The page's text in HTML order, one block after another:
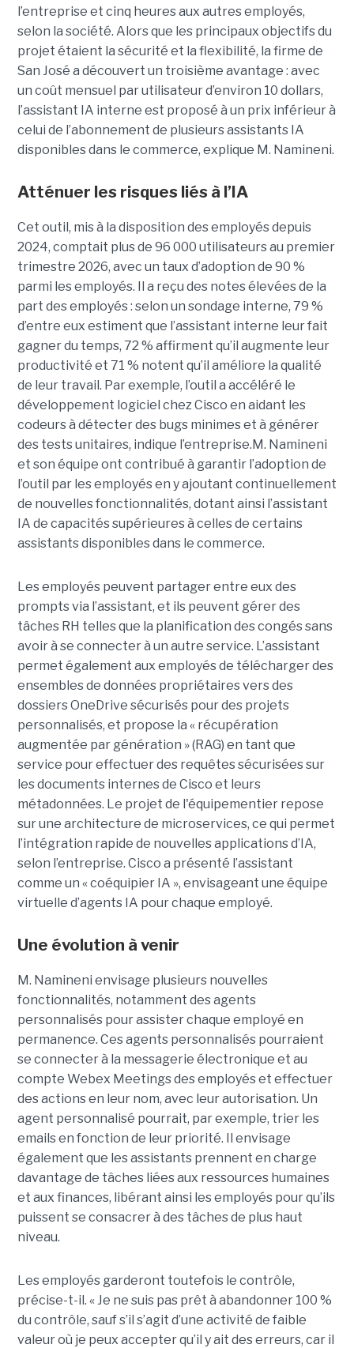
l’entreprise et cinq heures aux autres employés,
selon la société. Alors que les principaux objectifs du
projet étaient la sécurité et la flexibilité, la firme de
San José a découvert un troisième avantage : avec
un coût mensuel par utilisateur d’environ 10 dollars,
l’assistant IA interne est proposé à un prix inférieur à
celui de l’abonnement de plusieurs assistants IA
disponibles dans le commerce, explique M. Namineni.
Atténuer les risques liés à l’IA
Cet outil, mis à la disposition des employés depuis
2024, comptait plus de 96 000 utilisateurs au premier
trimestre 2026, avec un taux d’adoption de 90 %
parmi les employés. Il a reçu des notes élevées de la
part des employés : selon un sondage interne, 79 %
d’entre eux estiment que l’assistant interne leur fait
gagner du temps, 72 % affirment qu’il augmente leur
productivité et 71 % notent qu’il améliore la qualité
de leur travail. Par exemple, l’outil a accéléré le
développement logiciel chez Cisco en aidant les
codeurs à détecter des bugs minimes et à générer
des tests unitaires, indique l’entreprise.M. Namineni
et son équipe ont contribué à garantir l’adoption de
l’outil par les employés en y ajoutant continuellement
de nouvelles fonctionnalités, dotant ainsi l’assistant
IA de capacités supérieures à celles de certains
assistants disponibles dans le commerce.
Les employés peuvent partager entre eux des
prompts via l’assistant, et ils peuvent gérer des
tâches RH telles que la planification des congés sans
avoir à se connecter à un autre service. L’assistant
permet également aux employés de télécharger des
ensembles de données propriétaires vers des
dossiers OneDrive sécurisés pour des projets
personnalisés, et propose la « récupération
augmentée par génération » (RAG) en tant que
service pour effectuer des requêtes sécurisées sur
les documents internes de Cisco et leurs
métadonnées. Le projet de l'équipementier repose
sur une architecture de microservices, ce qui permet
l’intégration rapide de nouvelles applications d’IA,
selon l’entreprise. Cisco a présenté l’assistant
comme un « coéquipier IA », envisageant une équipe
virtuelle d’agents IA pour chaque employé.
Une évolution à venir
M. Namineni envisage plusieurs nouvelles
fonctionnalités, notamment des agents
personnalisés pour assister chaque employé en
permanence. Ces agents personnalisés pourraient
se connecter à la messagerie électronique et au
compte Webex Meetings des employés et effectuer
des actions en leur nom, avec leur autorisation. Un
agent personnalisé pourrait, par exemple, trier les
emails en fonction de leur priorité. Il envisage
également que les assistants prennent en charge
davantage de tâches liées aux ressources humaines
et aux finances, libérant ainsi les employés pour qu’ils
puissent se consacrer à des tâches de plus haut
niveau.
Les employés garderont toutefois le contrôle,
précise-t-il. « Je ne suis pas prêt à abandonner 100 %
du contrôle, sauf s’il s’agit d’une activité de faible
valeur où je peux accepter qu’il y ait des erreurs, car il